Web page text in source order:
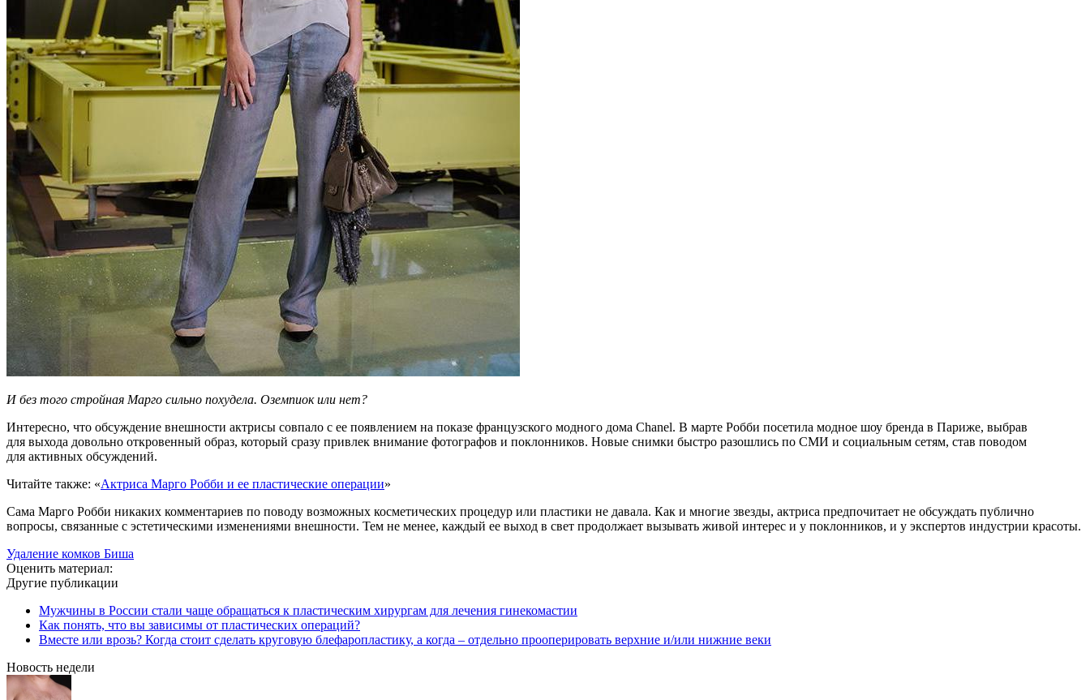
И без того стройная Марго сильно похудела. Оземпиок или нет?
Интересно, что обсуждение внешности актрисы совпало с ее появлением на показе французского модного дома Chanel. В марте Робби посетила модное шоу бренда в Париже, выбрав
для выхода довольно откровенный образ, который сразу привлек внимание фотографов и поклонников. Новые снимки быстро разошлись по СМИ и социальным сетям, став поводом
для активных обсуждений.
Читайте также: «Актриса Марго Робби и ее пластические операции»
Сама Марго Робби никаких комментариев по поводу возможных косметических процедур или пластики не давала. Как и многие звезды, актриса предпочитает не обсуждать публично
вопросы, связанные с эстетическими изменениями внешности. Тем не менее, каждый ее выход в свет продолжает вызывать живой интерес и у поклонников, и у экспертов индустрии красоты.
Удаление комков Биша
Оценить материал:
Другие публикации
Мужчины в России стали чаще обращаться к пластическим хирургам для лечения гинекомастии
Как понять, что вы зависимы от пластических операций?
Вместе или врозь? Когда стоит сделать круговую блефаропластику, а когда – отдельно прооперировать верхние и/или нижние веки
Новость недели